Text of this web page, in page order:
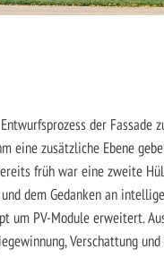
der
eine zusätzliche Ebene
früh war eine zweite
dem Gedanken an
um PV-Module erweitert.
Verschattung